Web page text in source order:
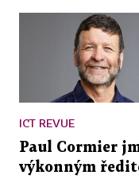
ICT REVUE
Paul Cormier
výkonným